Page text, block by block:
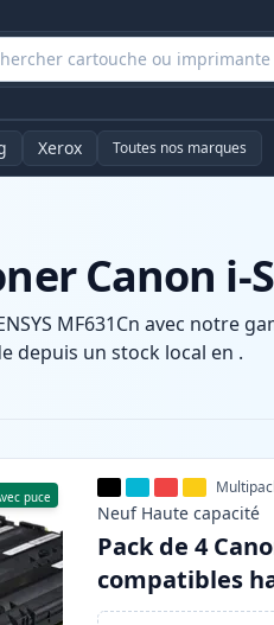
Xerox Toutes nos marques
Canon i-
MF631Cn avec notre
depuis un stock local en .
puce
Neuf Haute capacité
Pack de 4
compatibles